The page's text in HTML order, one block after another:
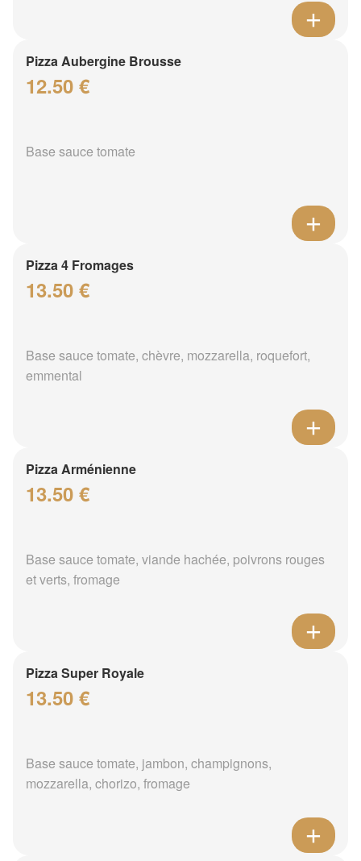
Pizza Aubergine Brousse
12.50 €
Base sauce tomate
Pizza 4 Fromages
13.50 €
Base sauce tomate, chèvre, mozzarella, roquefort,
emmental
Pizza Arménienne
13.50 €
Base sauce tomate, viande hachée, poivrons rouges
et verts, fromage
Pizza Super Royale
13.50 €
Base sauce tomate, jambon, champignons,
mozzarella, chorizo, fromage